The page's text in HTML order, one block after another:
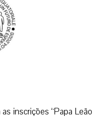
inscrições “Papa Leão